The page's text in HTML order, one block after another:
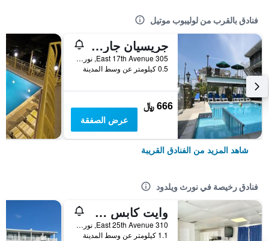
فنادق بالقرب من لوليبوب موتيل
جريسيان جاردينز موتل
305 East 17th Avenue, نورث ويلدود, NJ, الولايات المتحدة الأميريكية
0.5 كيلومتر عن وسط المدينة
666 ﷼
عرض الصفقة
شاهد المزيد من الفنادق القريبة
فنادق رخيصة في نورث ويلدود
وايت كابس موتل
310 East 25th Avenue, نورث ويلدود, NJ, الولايات المتحدة الأميريكية
1.1 كيلومتر عن وسط المدينة